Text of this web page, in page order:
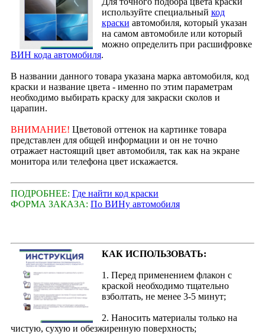
используйте специальный код
краски автомобиля, который указан
на самом автомобиле или который
можно определить при расшифровке
ВИН кода автомобиля.
В названии данного товара указана марка автомобиля, код
краски и название цвета - именно по этим параметрам
необходимо выбирать краску для закраски сколов и
царапин.
ВНИМАНИЕ! Цветовой оттенок на картинке товара
представлен для общей информации и он не точно
отражает настоящий цвет автомобиля, так как на экране
монитора или телефона цвет искажается.
ПОДРОБНЕЕ: Где найти код краски
ФОРМА ЗАКАЗА: По ВИНу автомобиля
КАК ИСПОЛЬЗОВАТЬ:
1. Перед применением флакон с
краской необходимо тщательно
взболтать, не менее 3-5 минут;
2. Наносить материалы только на
чистую, сухую и обезжиренную поверхность;